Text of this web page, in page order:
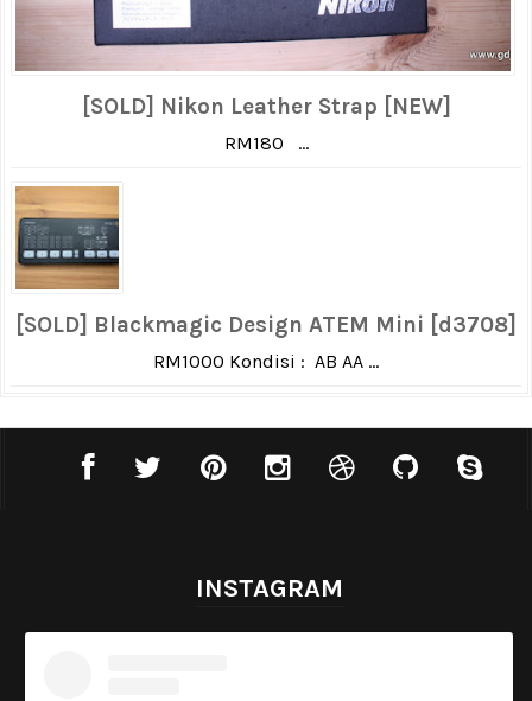
[SOLD] Nikon Leather Strap [NEW]
RM180 ...
[SOLD] Blackmagic Design ATEM Mini [d3708]
RM1000 Kondisi : AB AA ...
INSTAGRAM